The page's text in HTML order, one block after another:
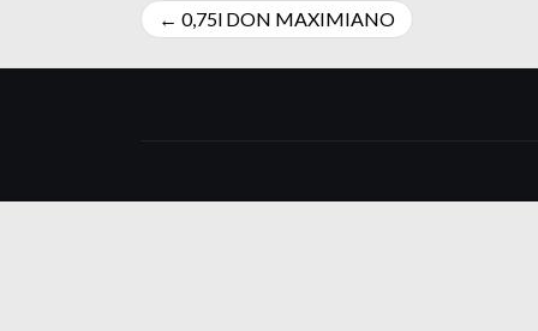
Navigácia
v
0,75l DON MAXIMIANO